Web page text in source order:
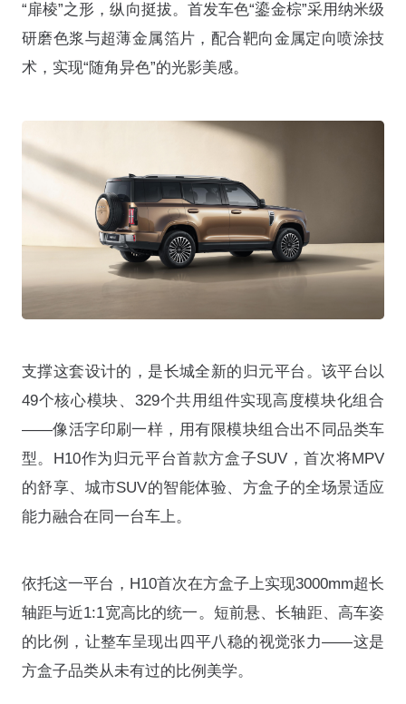
“扉棱”之形，纵向挺拔。首发车色“鎏金棕”采用纳米级
研磨色浆与超薄金属箔片，配合靶向金属定向喷涂技
术，实现“随角异色”的光影美感。
支撑这套设计的，是长城全新的归元平台 。该平台以
49个核心模块、329个共用组件实现高度模块化组合
——像活字印刷一样，用有限模块组合出不同品类车
型。H10作为归元平台首款方盒子SUV，首次将MPV
的舒享、城市SUV的智能体验、方盒子的全场景适应
能力融合在同一台车上。
依托这一平台，H10首次在方盒子上实现3000mm超长
轴距与近1:1宽高比的统一 。短前悬、长轴距、高车姿
的比例，让整车呈现出四平八稳的视觉张力——这是
方盒子品类从未有过的比例美学。